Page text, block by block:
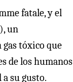
fatale, y el
un
tóxico que
de los humanos
su gusto.